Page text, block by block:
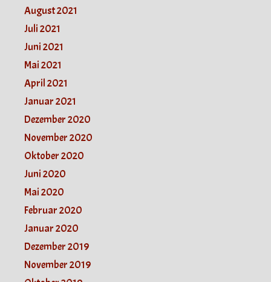
August 2021
Juli 2021
Juni 2021
Mai 2021
April 2021
Januar 2021
Dezember 2020
November 2020
Oktober 2020
Juni 2020
Mai 2020
Februar 2020
Januar 2020
Dezember 2019
November 2019